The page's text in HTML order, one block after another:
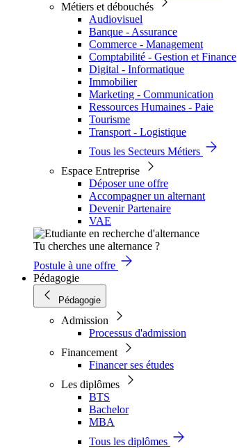
Métiers et débouchés
Audiovisuel
Banque - Assurance
Commerce - Management
Comptabilité - Gestion et Finance
Digital - Informatique
Immobilier
Marketing - Communication
Ressources Humaines - Paie
Tourisme
Transport - Logistique
Tous les Secteurs Métiers
Espace Entreprise
Déposer une offre
Accompagner un alternant
Devenir Partenaire
VAE
Tu cherches une alternance ?
Postule à une offre
Pédagogie
Pédagogie
Admission
Processus d'admission
Financement
Financer ses études
Les diplômes
BTS
Bachelor
MBA
Tous les diplômes